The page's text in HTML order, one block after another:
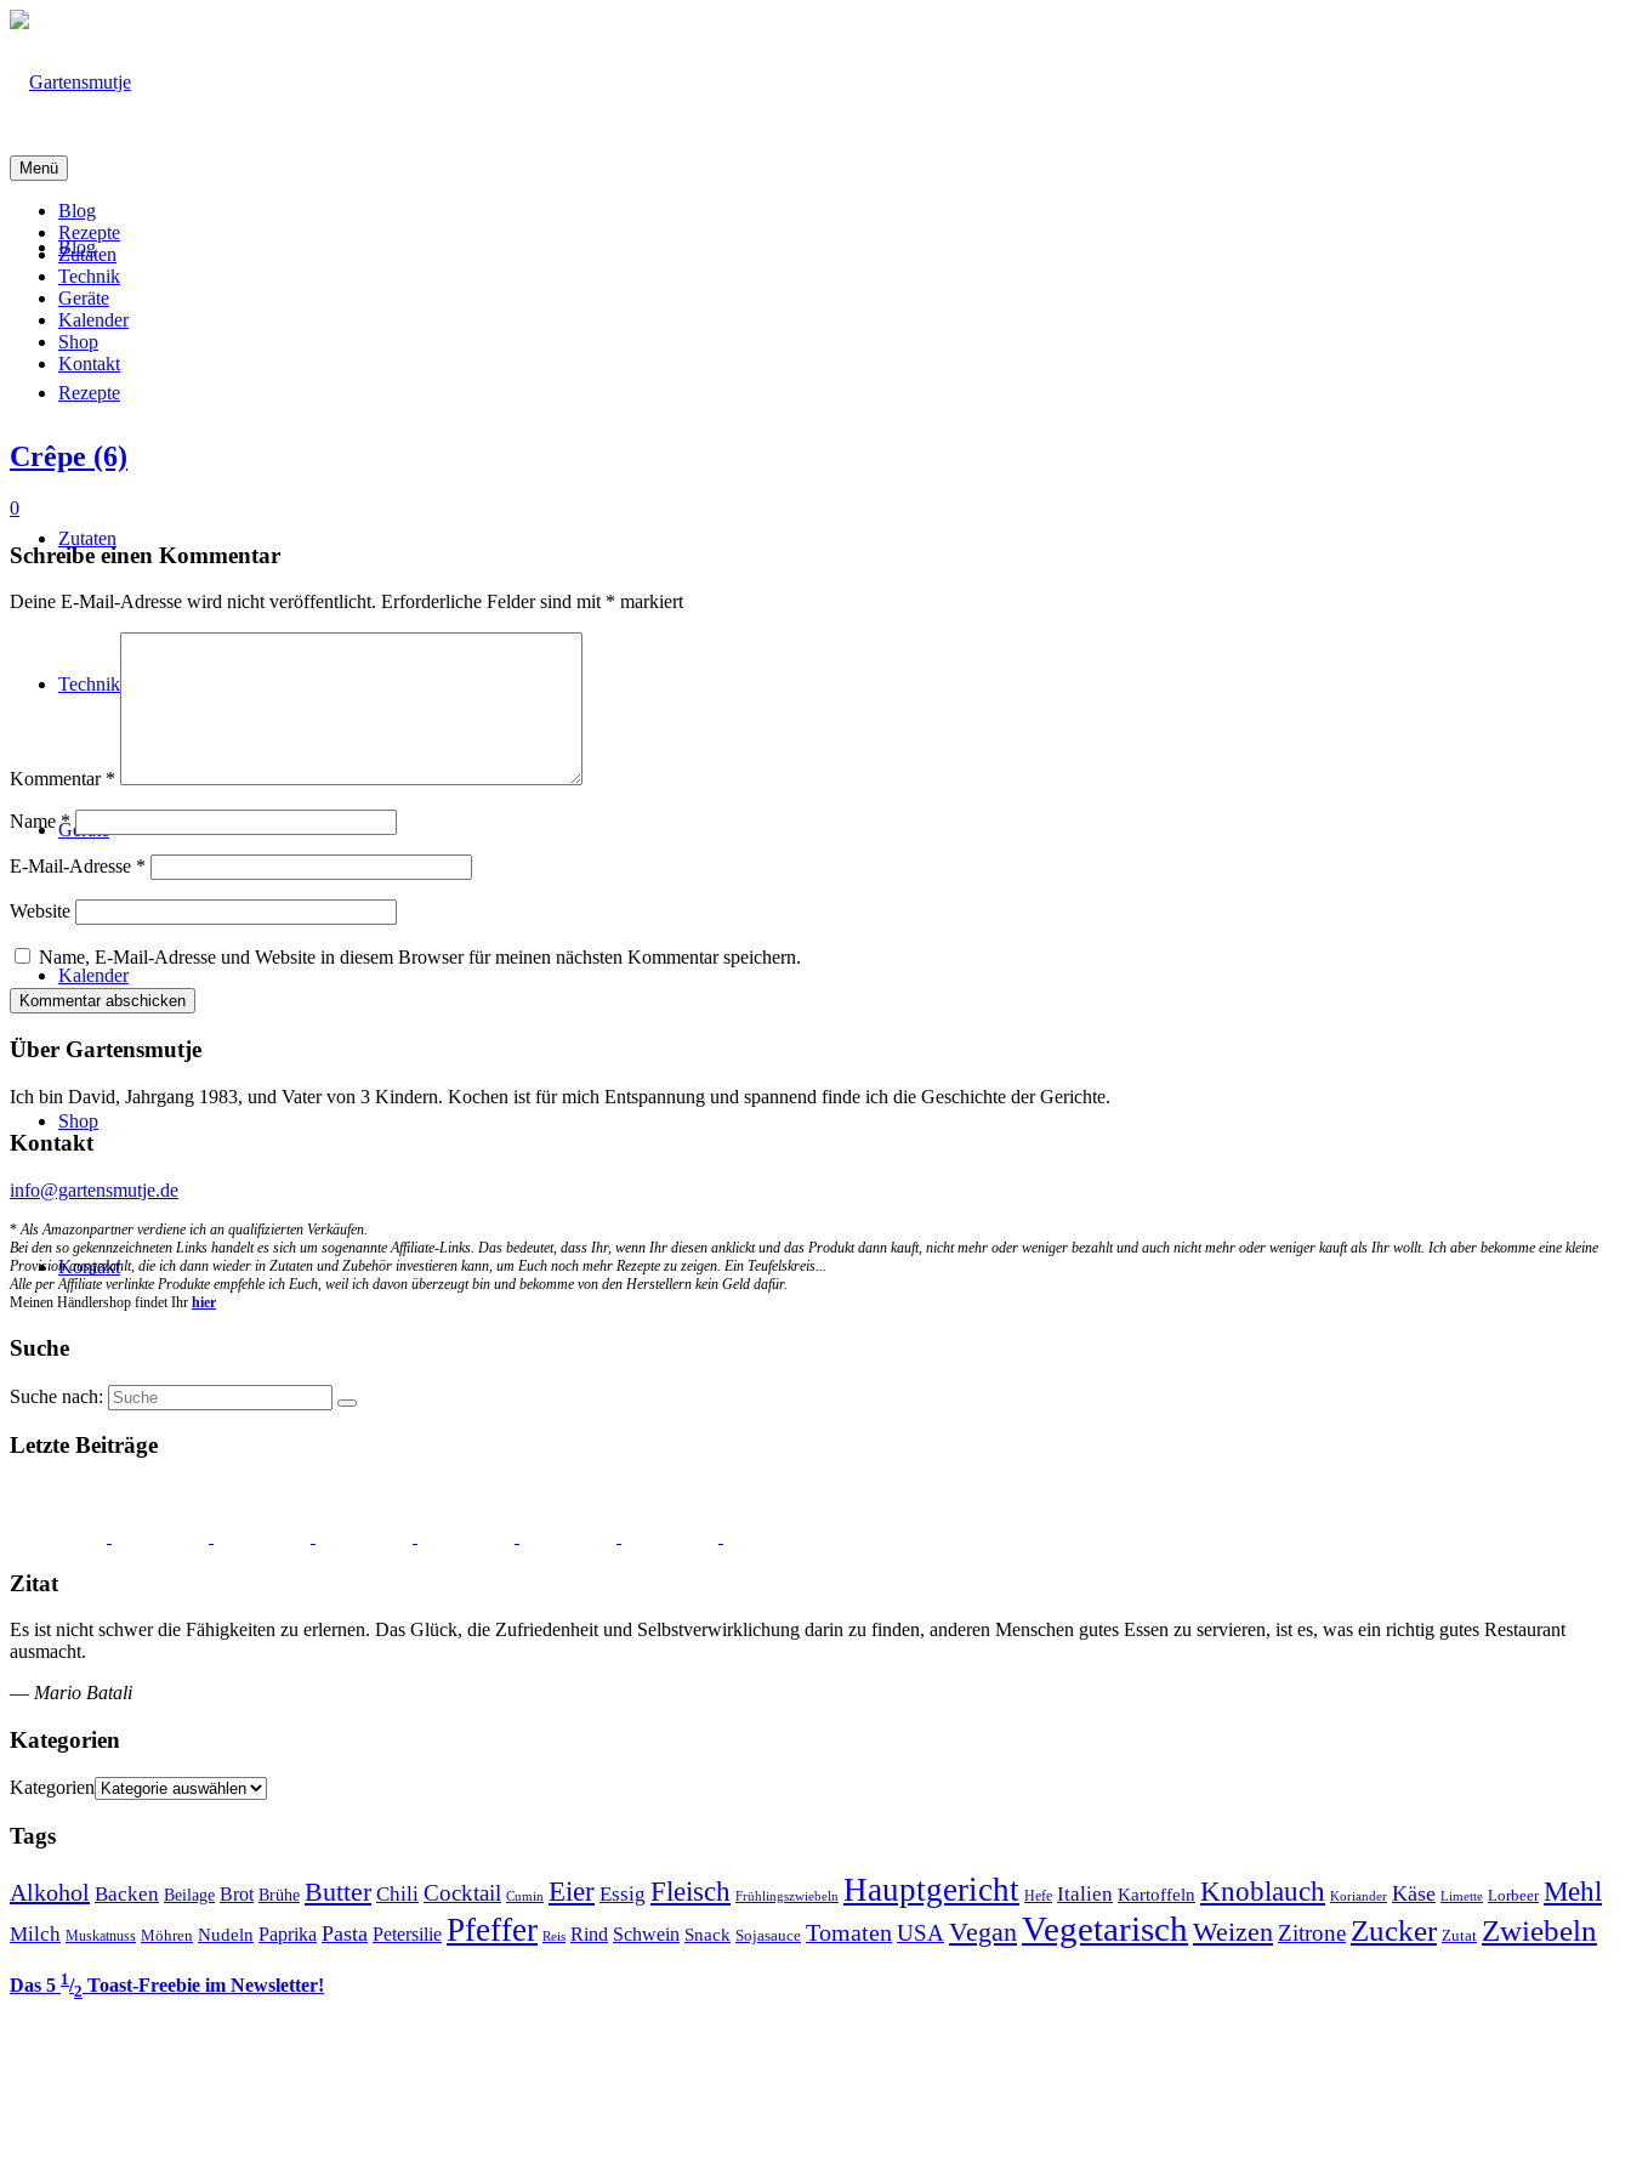
Blog
Rezepte
Zutaten
Technik
Geräte
Kalender
Shop
Kontakt
Menü
Blog
Rezepte
Zutaten
Technik
Geräte
Kalender
Shop
Kontakt
Crêpe (6)
0
Schreibe einen Kommentar
Deine E-Mail-Adresse wird nicht veröffentlicht. Erforderliche Felder sind mit * markiert
Kommentar *
Name*
E-Mail-Adresse *
Website
Name, E-Mail-Adresse und Website in diesem Browser für meinen nächsten Kommentar speichern.
Über Gartensmutje
Ich bin David, Jahrgang 1983, und Vater von 3 Kindern. Kochen ist für mich Entspannung und spannend finde ich die Geschichte der Gerichte.
Kontakt
info@gartensmutje.de
*Als Amazonpartner verdiene ich an qualifizierten Verkäufen.
Bei den so gekennzeichneten Links handelt es sich um sogenannte Affiliate-Links. Das bedeutet, dass Ihr, wenn Ihr diesen anklickt und das Produkt dann kauft, nicht mehr oder weniger bezahlt und auch nicht mehr oder weniger kauft als Ihr wollt. Ich aber bekomme eine kleine
Provision ausgezahlt, die ich dann wieder in Zutaten und Zubehör investieren kann, um Euch noch mehr Rezepte zu zeigen. Ein Teufelskreis...
Alle per Affiliate verlinkte Produkte empfehle ich Euch, weil ich davon überzeugt bin und bekomme von den Herstellern kein Geld dafür.
Meinen Händlershop findet Ihr hier
Suche
Suche nach:
Letzte Beiträge
Zitat
Es ist nicht schwer die Fähigkeiten zu erlernen. Das Glück, die Zufriedenheit und Selbstverwirklichung darin zu finden, anderen Menschen gutes Essen zu servieren, ist es, was ein richtig gutes Restaurant
ausmacht.
— Mario Batali
Kategorien
Kategorien
Tags
Alkohol Backen Beilage Brot Brühe Butter Chili Cocktail Cumin Eier Essig Fleisch Frühlingszwiebeln Hauptgericht Hefe Italien Kartoffeln Knoblauch Koriander Käse Limette Lorbeer Mehl
Milch Muskatnuss Möhren Nudeln Paprika Pasta Petersilie Pfeffer Reis Rind Schwein Snack Sojasauce Tomaten USAVeganVegetarisch Weizen Zitrone Zucker Zutat Zwiebeln
Das 5 1/2 Toast-Freebie im Newsletter!